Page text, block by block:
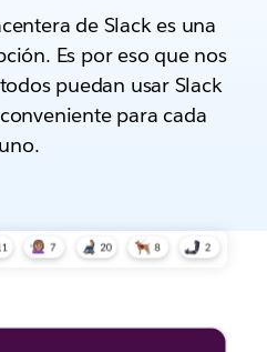
de Slack es una
Es por eso que nos
puedan usar Slack
para cada
uno.